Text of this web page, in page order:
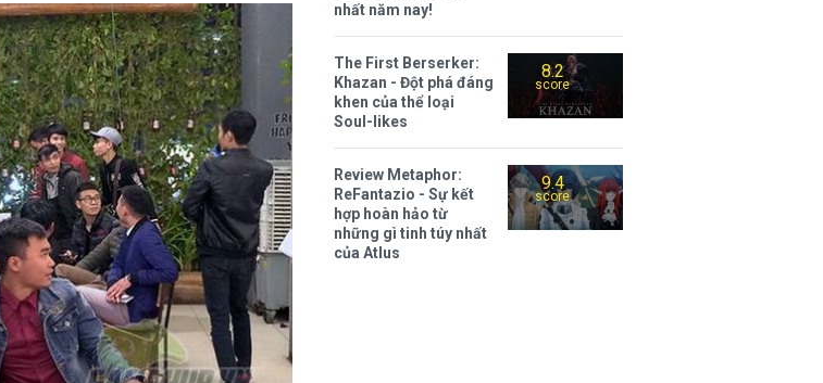
nhất năm nay!
8.2
score
The First Berserker:
Khazan - Đột phá đáng
khen của thể loại
Soul-likes
9.4
score
Review Metaphor:
ReFantazio - Sự kết
hợp hoàn hảo từ
những gì tinh túy nhất
của Atlus